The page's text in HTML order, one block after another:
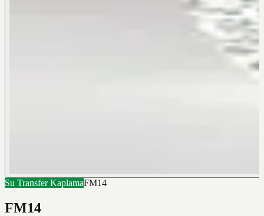
Su Transfer KaplamaFM14
FM14